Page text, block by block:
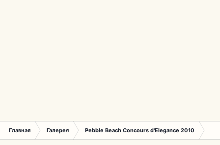
Главная Галерея Pebble Beach Concours d'Elegance 2010